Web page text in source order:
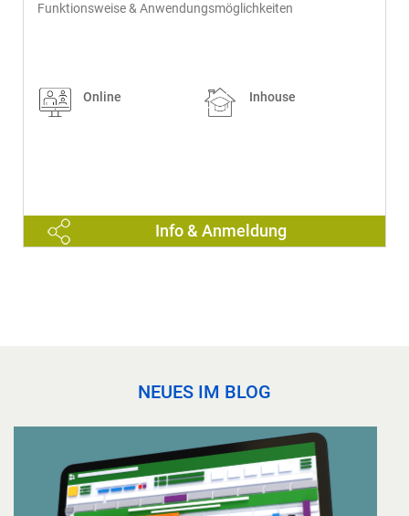
Funktionsweise & Anwendungsmöglichkeiten
Online Inhouse
Info & Anmeldung
NEUES IM BLOG